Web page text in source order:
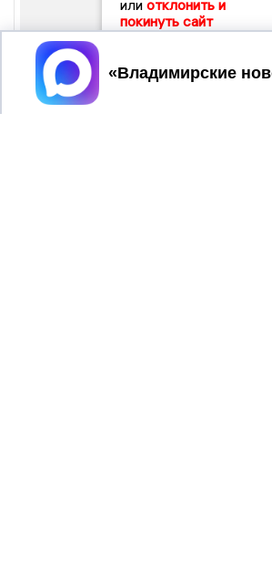
или отклонить и
покинуть сайт
Принять